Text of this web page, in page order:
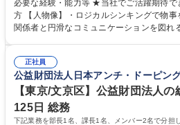
ポジションで一定期間ご活躍頂いた後、本
鑑みてジョブローテーションを行います。
表するインフラ企業 #ポテンシャル採用
必要な経験・能力等 ★当社でご活躍期待で
方 【人物像】・ロジカルシンキングで物
関係者と円滑なコミュニケーションを図れる ■2024年度から2026年
72.html ■エネルギーセキュリティの不安定
甚大化など、これまで以上に社会課題解決
「未来の日常」の創造に向けて持続可能な
す。 学歴・資格 学歴：大学院 大学 語学力
正社員
公益財団法人日本アンチ・ドーピン
【東京/文京区】公益財団法人
125日 総務
下記業務を部長1名、課長1名、メンバー2名で分担